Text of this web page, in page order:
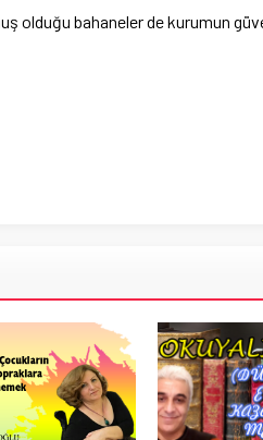
olduğu bahaneler de kurumun